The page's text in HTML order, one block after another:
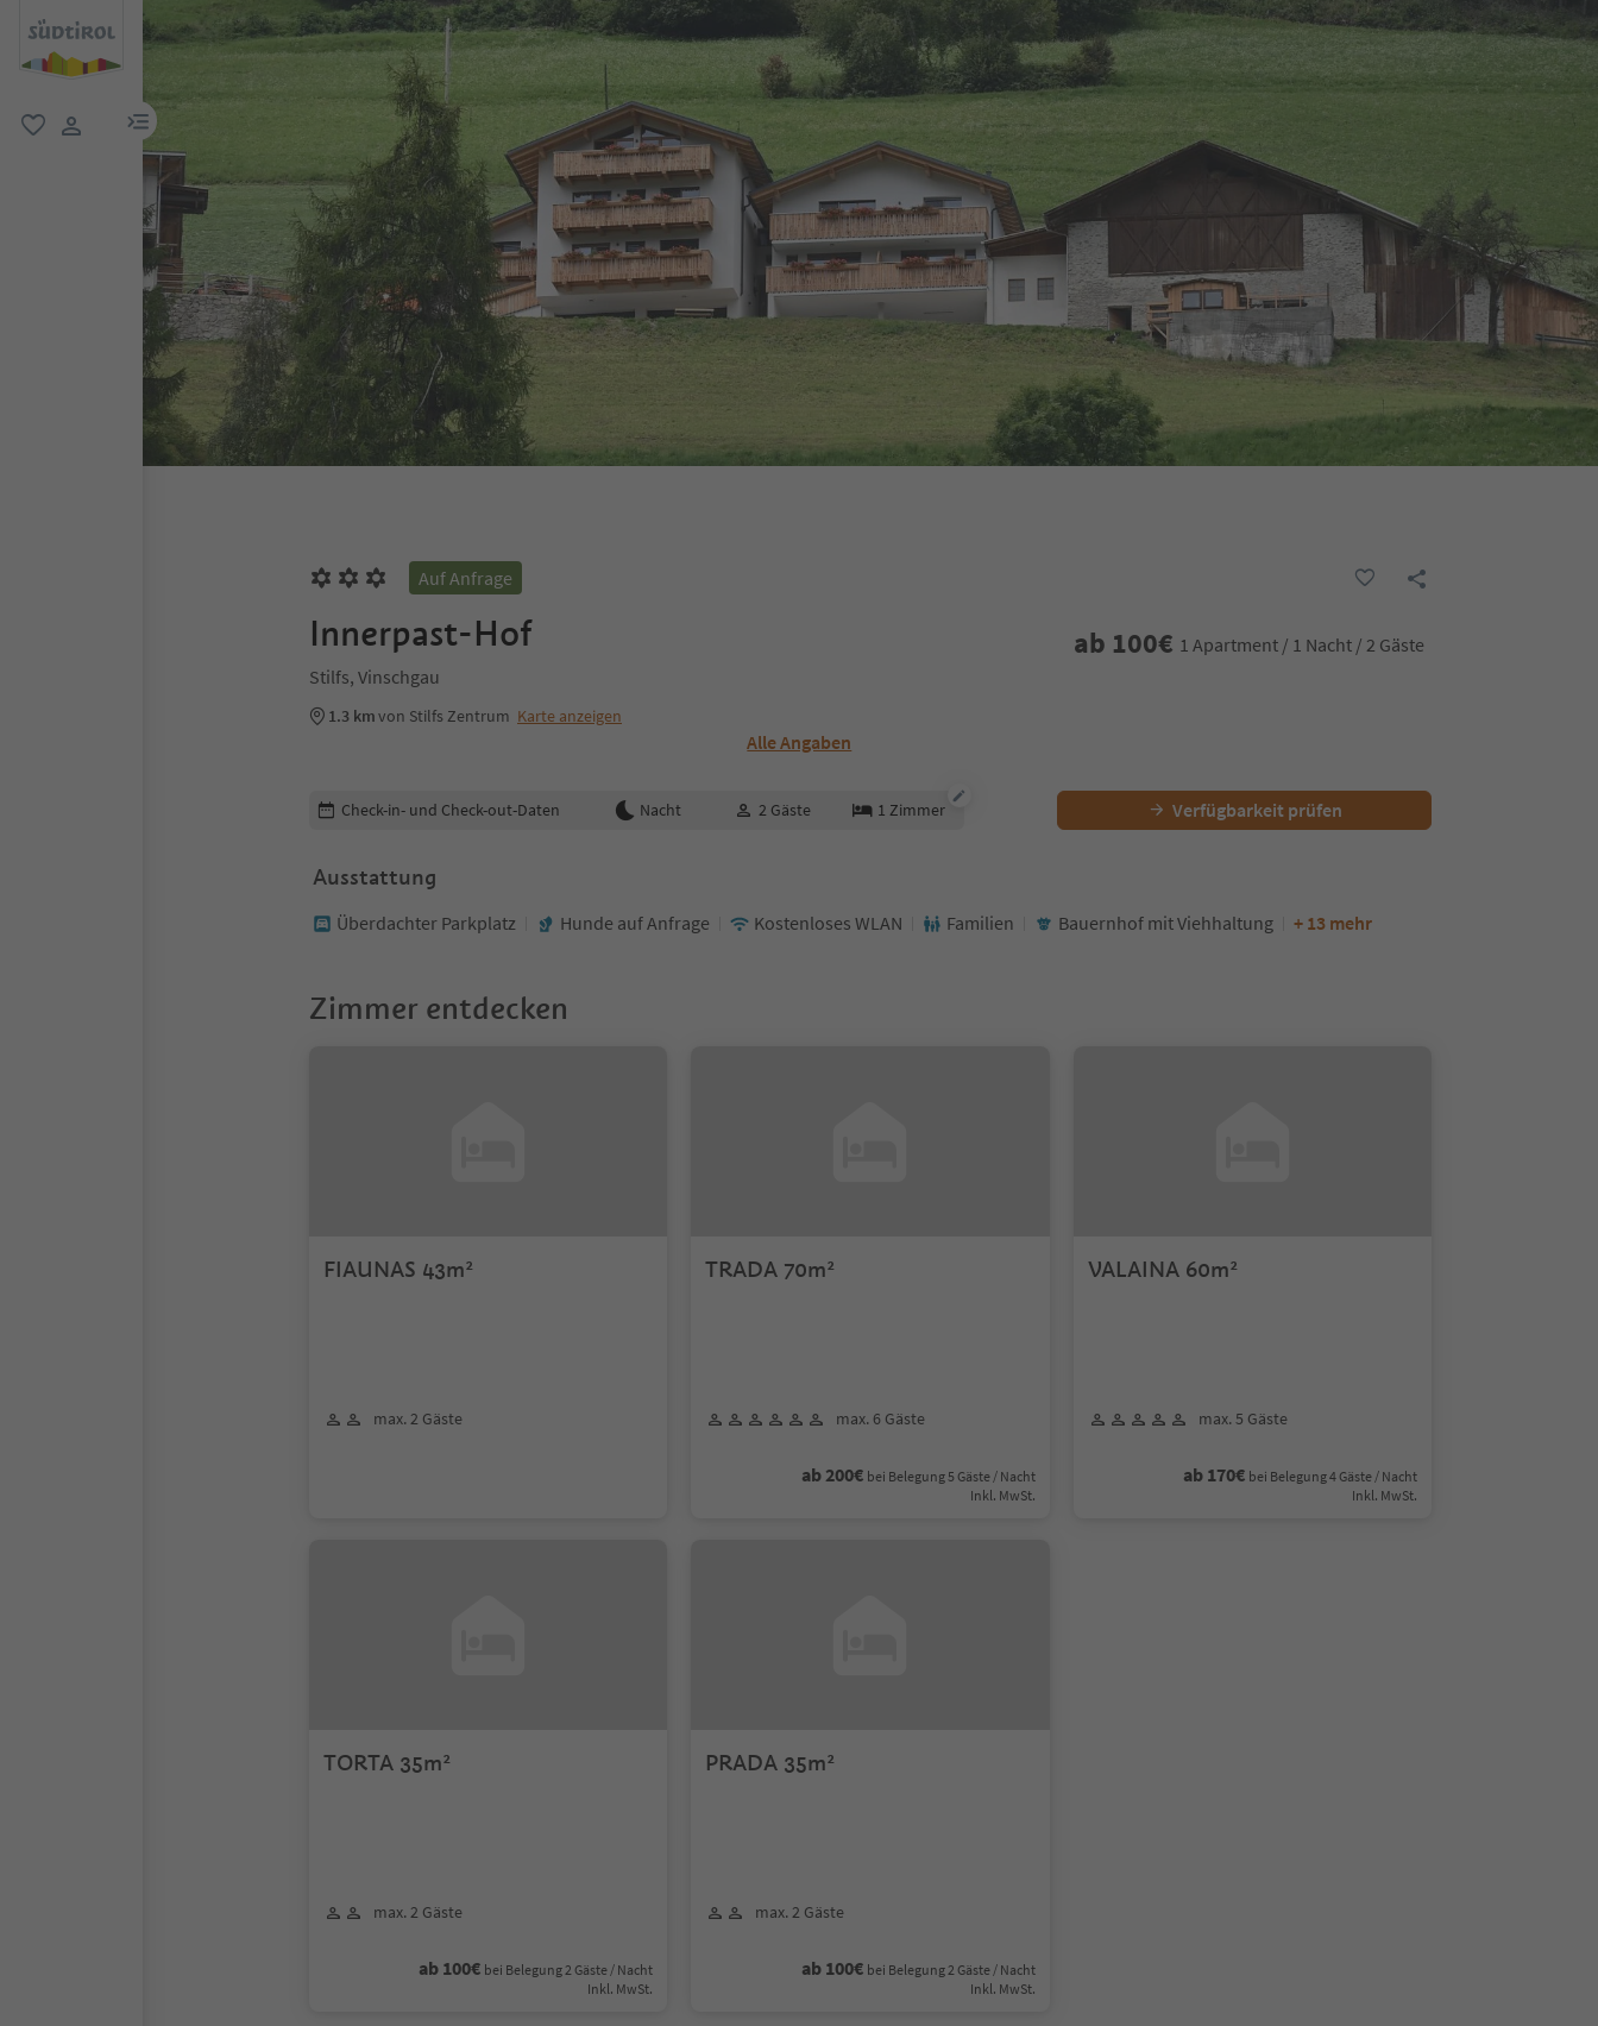
menu link
Auf Anfrage
Innerpast-Hof
Stilfs, Vinschgau
1.3 kmvon Stilfs Zentrum Karte anzeigen
Alle Angaben
ab 100€ 1 Apartment / 1 Nacht / 2 Gäste
Buchungsdetails bearbeiten
Check-in- und Check-out-Daten Nacht 2 Gäste 1 Zimmer Verfügbarkeit prüfen
Ausstattung
Überdachter Parkplatz Hunde auf Anfrage Kostenloses WLAN Familien Bauernhof mit Viehhaltung + 13 mehr
Zimmer entdecken
FIAUNAS 43m²
max. 2 Gäste
TRADA 70m²
max. 6 Gäste
ab 200€ bei Belegung 5 Gäste / Nacht
Inkl. MwSt.
VALAINA 60m²
max. 5 Gäste
ab 170€ bei Belegung 4 Gäste / Nacht
Inkl. MwSt.
TORTA 35m²
max. 2 Gäste
ab 100€ bei Belegung 2 Gäste / Nacht
Inkl. MwSt.
PRADA 35m²
max. 2 Gäste
ab 100€ bei Belegung 2 Gäste / Nacht
Inkl. MwSt.